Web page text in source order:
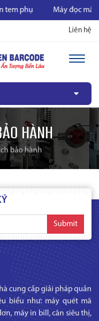
tem phụ Máy đọc mã
Liên hệ
HÀNH
bảo hành
Submit
cung cấp giải pháp quản
biểu như: máy quét mã
máy in bill, cân siêu thị,